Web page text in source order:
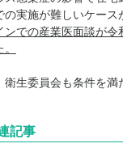
実施が難しいケース
ンでの産業医面談が令
衛生委員会も条件を満
記事